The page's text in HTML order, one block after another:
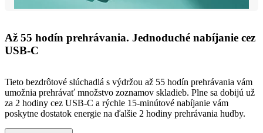
Až 55 hodín prehrávania. Jednoduché nabíjanie cez
USB-C
Tieto bezdrôtové slúchadlá s výdržou až 55 hodín prehrávania vám
umožnia prehrávať množstvo zoznamov skladieb. Plne sa dobijú už
za 2 hodiny cez USB-C a rýchle 15-minútové nabíjanie vám
poskytne dostatok energie na ďalšie 2 hodiny prehrávania hudby.